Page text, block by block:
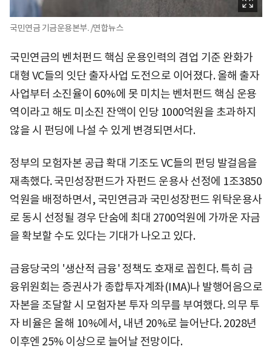
국민연금 기금운용본부. /연합뉴스
국민연금의 벤처펀드 핵심 운용인력의 겸업 기준 완화가
대형 VC들의 잇단 출자사업 도전으로 이어졌다. 올해 출자
사업부터 소진율이 60%에 못 미치는 벤처펀드 핵심 운용
역이라고 해도 미소진 잔액이 인당 1000억원을 초과하지
않을 시 펀딩에 나설 수 있게 변경되면서다.
정부의 모험자본 공급 확대 기조도 VC들의 펀딩 발걸음을
재촉했다. 국민성장펀드가 자펀드 운용사 선정에 1조3850
억원을 배정하면서, 국민연금과 국민성장펀드 위탁운용사
로 동시 선정될 경우 단숨에 최대 2700억원에 가까운 자금
을 확보할 수도 있다는 기대가 나오고 있다.
금융당국의 '생산적 금융' 정책도 호재로 꼽힌다. 특히 금
융위원회는 증권사가 종합투자계좌(IMA)나 발행어음으로
자본을 조달할 시 모험자본 투자 의무를 부여했다. 의무 투
자 비율은 올해 10%에서, 내년 20%로 늘어난다. 2028년
이후엔 25% 이상으로 늘어날 전망이다.